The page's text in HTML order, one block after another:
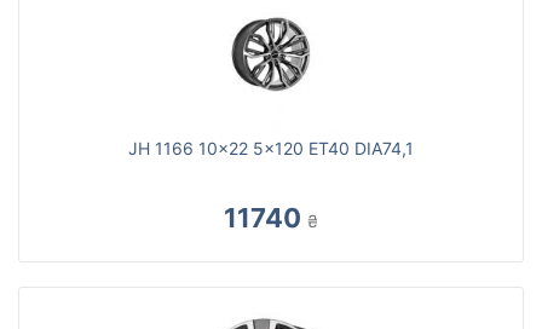
JH 1166 10x22 5x120 ET40 DIA74,1
11740 ₴